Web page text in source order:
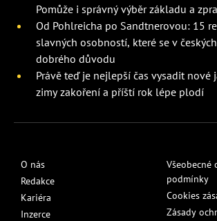
Pomůže i správný výběr základu a
Od Pohlreicha po Sandtnerovou: 15
slavných osobností, které se v
dobrého důvodu
Právě teď je nejlepší čas vysadit nové
zimy zakoření a příští rok lépe plodí
O nás
Redakce
Kariéra
Inzerce
Všeobecné
podmínky
Cookies
Zásady